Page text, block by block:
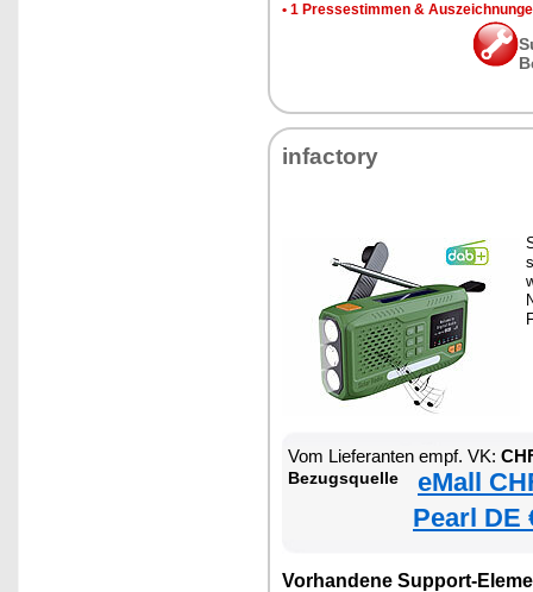
• 1 Pressestimmen &
infactory
Vom Lieferanten empf. VK:
Bezugsquelle
eMall
Pearl DE
Vorhandene Support-